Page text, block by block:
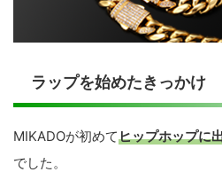
ラップを始めたきっかけ
MIKADOが初めてヒップホップに
でした。